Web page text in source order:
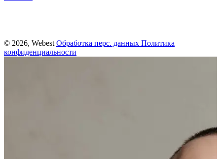
© 2026, Webest Обработка перс. данных Политика
конфиденциальности